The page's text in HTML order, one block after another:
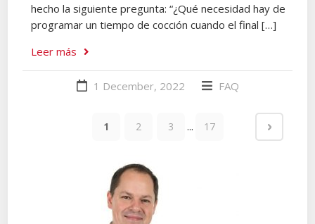
hecho la siguiente pregunta: “¿Qué necesidad hay de
programar un tiempo de cocción cuando el final […]
Leer más
1 December, 2022 FAQ
1 2 3 ... 17